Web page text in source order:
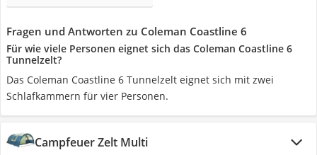
Fragen und Antworten zu Coleman Coastline 6
Für wie viele Personen eignet sich das Coleman Coastline 6
Tunnelzelt?
Das Coleman Coastline 6 Tunnelzelt eignet sich mit zwei
Schlafkammern für vier Personen.
Campfeuer Zelt Multi